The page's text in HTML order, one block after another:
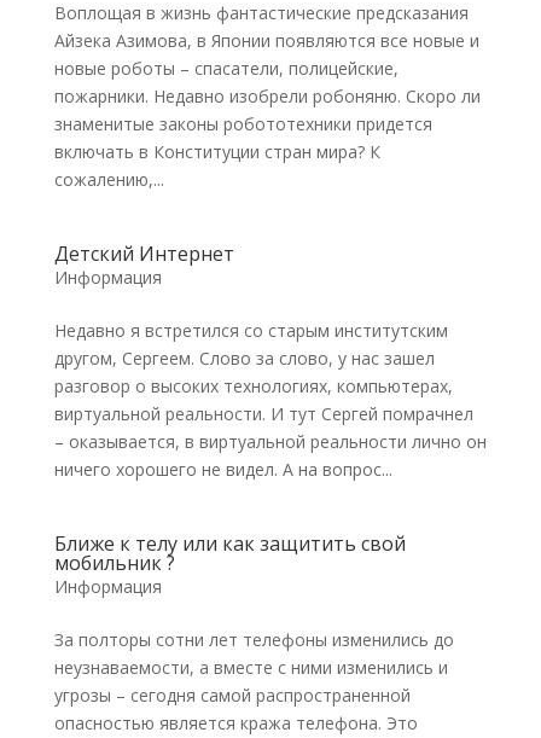
Воплощая в жизнь фантастические предсказания
Айзека Азимова, в Японии появляются все новые и
новые роботы – спасатели, полицейские,
пожарники. Недавно изобрели робоняню. Скоро ли
знаменитые законы робототехники придется
включать в Конституции стран мира? К
сожалению,...
Детский Интернет
Информация
Недавно я встретился со старым институтским
другом, Сергеем. Слово за слово, у нас зашел
разговор о высоких технологиях, компьютерах,
виртуальной реальности. И тут Сергей помрачнел
– оказывается, в виртуальной реальности лично он
ничего хорошего не видел. А на вопрос...
Ближе к телу или как защитить свой
мобильник ?
Информация
За полторы сотни лет телефоны изменились до
неузнаваемости, а вместе с ними изменились и
угрозы – сегодня самой распространенной
опасностью является кража телефона. Это